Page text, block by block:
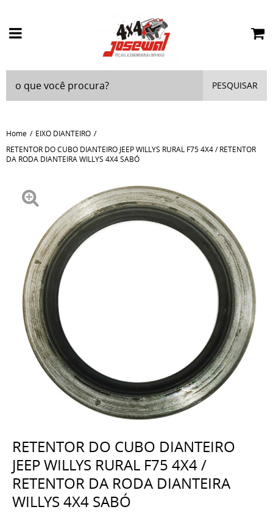
PESQUISAR
Home
EIXO DIANTEIRO
RETENTOR DO CUBO DIANTEIRO JEEP WILLYS RURAL F75 4X4 / RETENTOR
DA RODA DIANTEIRA WILLYS 4X4 SABÓ
RETENTOR DO CUBO DIANTEIRO
JEEP WILLYS RURAL F75 4X4 /
RETENTOR DA RODA DIANTEIRA
WILLYS 4X4 SABÓ